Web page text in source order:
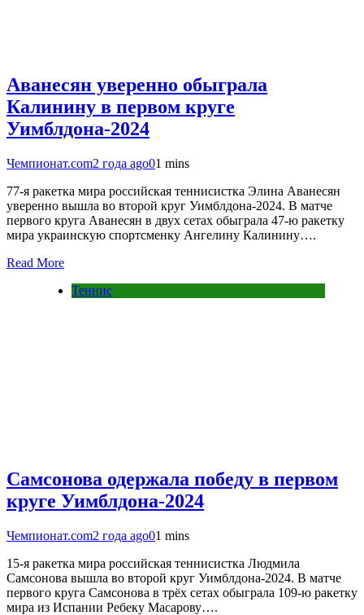
Аванесян уверенно обыграла
Калинину в первом круге
Уимблдона-2024
Чемпионат.com2 года ago01 mins
77-я ракетка мира российская теннисистка Элина Аванесян
уверенно вышла во второй круг Уимблдона-2024. В матче
первого круга Аванесян в двух сетах обыграла 47-ю ракетку
мира украинскую спортсменку Ангелину Калинину….
Read More
Теннис
Самсонова одержала победу в первом
круге Уимблдона-2024
Чемпионат.com2 года ago01 mins
15-я ракетка мира российская теннисистка Людмила
Самсонова вышла во второй круг Уимблдона-2024. В матче
первого круга Самсонова в трёх сетах обыграла 109-ю ракетку
мира из Испании Ребеку Масарову….